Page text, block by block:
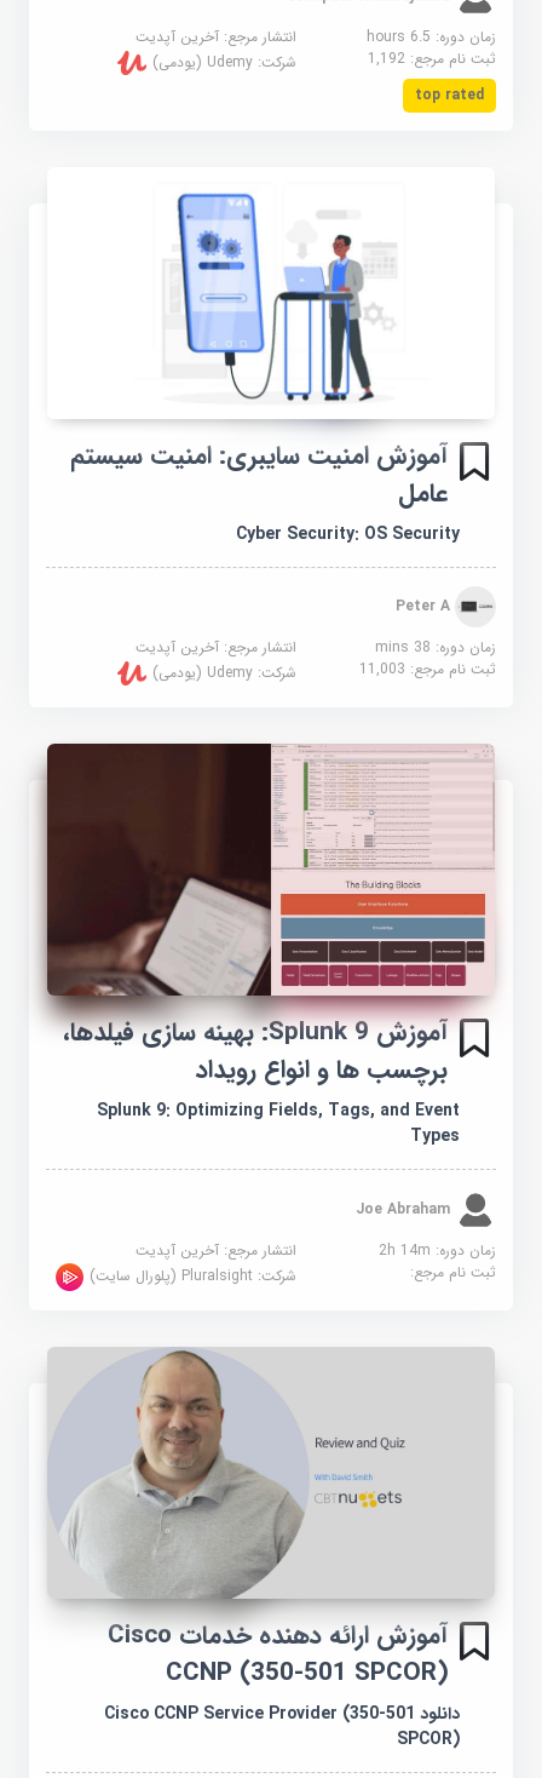
زمان دوره: 6.5 hours
انتشار مرجع:آخرین آپدیت
ثبت نام مرجع:1,192 شرکت:Udemy (یودمی)
top rated
آموزش امنیت سایبری: امنیت سیستم
عامل
Cyber Security: OS Security
Peter A
زمان دوره: 38 mins
انتشار مرجع:آخرین آپدیت
ثبت نام مرجع:11,003 شرکت:Udemy (یودمی)
آموزش Splunk 9: بهینه سازی فیلدها،
برچسب ها و انواع رویداد
Splunk 9: Optimizing Fields, Tags, and Event
Types
Joe Abraham
زمان دوره: 2h 14m
انتشار مرجع:آخرین آپدیت
ثبت نام مرجع:
شرکت:Pluralsight (پلورال سایت)
آموزش ارائه دهنده خدمات Cisco
CCNP (350-501 SPCOR)
دانلود Cisco CCNP Service Provider (350-501
SPCOR)